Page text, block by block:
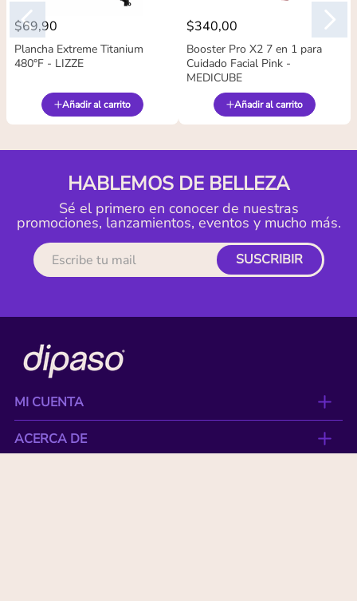
$69,90
Plancha Extreme Titanium
480°F - LIZZE
Añadir al carrito
$340,00
Booster Pro X2 7 en 1 para
Cuidado Facial Pink -
MEDICUBE
Añadir al carrito
HABLEMOS DE BELLEZA
Sé el primero en conocer de nuestras
promociones, lanzamientos, eventos y mucho más.
SUSCRIBIR
MI CUENTA
ACERCA DE